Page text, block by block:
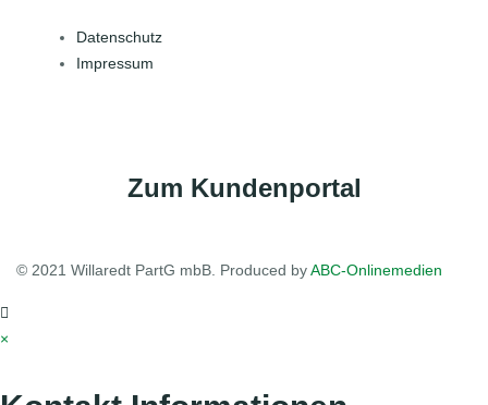
Datenschutz
Impressum
Zum Kundenportal
© 2021 Willaredt PartG mbB. Produced byABC-Onlinemedien
×